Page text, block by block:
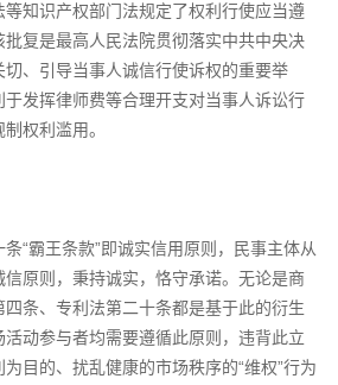
知识产权部门法规定了权利行使应当遵
复是最高人民法院贯彻落实中共中央决
、引导当事人诚信行使诉权的重要举
发挥律师费等合理开支对当事人诉讼行
权利滥用。
“霸王条款”即诚实信用原则，民事主体从
原则，秉持诚实，恪守承诺。无论是商
条、专利法第二十条都是基于此的衍生
动参与者均需要遵循此原则，违背此立
目的、扰乱健康的市场秩序的“维权”行为